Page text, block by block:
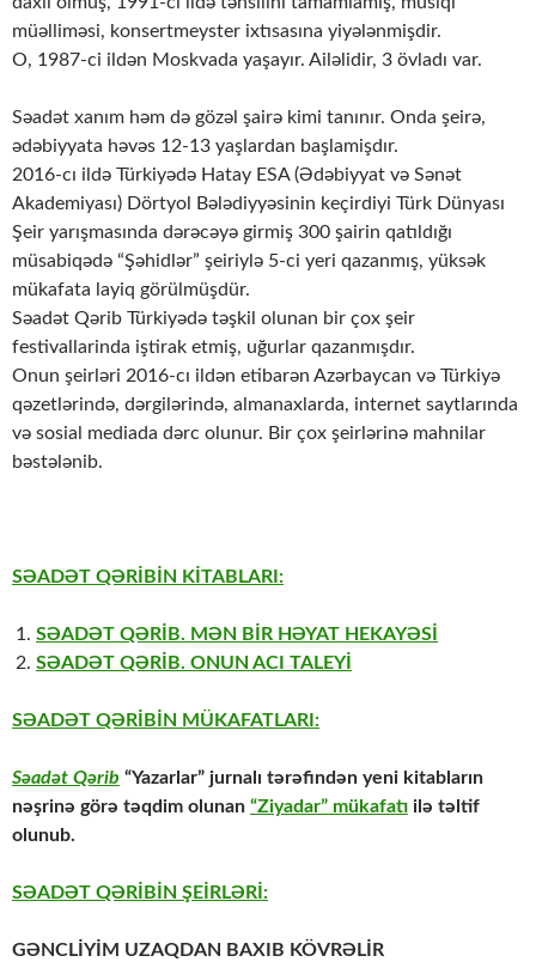
müəlliməsi, konsertmeyster ixtısasına yiyələnmişdir.
O, 1987-ci ildən Moskvada yaşayır. Ailəlidir, 3 övladı var.
Səadət xanım həm də gözəl şairə kimi tanınır. Onda şeirə,
ədəbiyyata həvəs 12-13 yaşlardan başlamişdır.
2016-cı ildə Türkiyədə Hatay ESA (Ədəbiyyat və Sənət
Akademiyası) Dörtyol Bələdiyyəsinin keçirdiyi Türk Dünyası
Şeir yarışmasında dərəcəyə girmiş 300 şairin qatıldığı
müsabiqədə “Şəhidlər” şeiriylə 5-ci yeri qazanmış, yüksək
mükafata layiq görülmüşdür.
Səadət Qərib Türkiyədə təşkil olunan bir çox şeir
festivallarinda iştirak etmiş, uğurlar qazanmışdır.
Onun şeirləri 2016-cı ildən etibarən Azərbaycan və Türkiyə
qəzetlərində, dərgilərində, almanaxlarda, internet saytlarında
və sosial mediada dərc olunur. Bir çox şeirlərinə mahnilar
bəstələnib.
SƏADƏT QƏRİBİN KİTABLARI:
SƏADƏT QƏRİB. MƏN BİR HƏYAT HEKAYƏSİ
SƏADƏT QƏRİB. ONUN ACI TALEYİ
SƏADƏT QƏRİBİN MÜKAFATLARI:
Səadət Qərib “Yazarlar” jurnalı tərəfindən yeni kitabların
nəşrinə görə təqdim olunan “Ziyadar” mükafatı ilə təltif
olunub.
SƏADƏT QƏRİBİN ŞEİRLƏRİ:
GƏNCLİYİM UZAQDAN BAXIB KÖVRƏLİR